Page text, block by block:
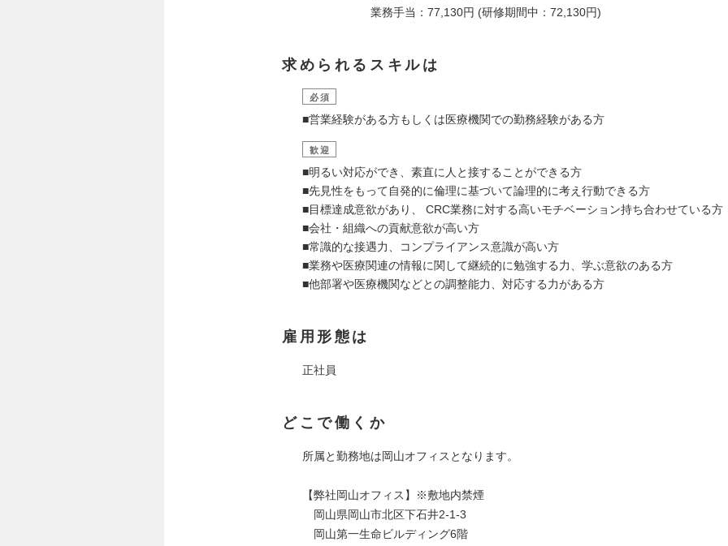
業務手当：77,130円 (研修期間中：72,130円)
求められるスキルは
必須
■営業経験がある方もしくは医療機関での勤務経験がある方
歓迎
■明るい対応ができ、素直に人と接することができる方
■先見性をもって自発的に倫理に基づいて論理的に考え行動できる方
■目標達成意欲があり、 CRC業務に対する高いモチベーション持ち合わせている方
■会社・組織への貢献意欲が高い方
■常識的な接遇力、コンプライアンス意識が高い方
■業務や医療関連の情報に関して継続的に勉強する力、学ぶ意欲のある方
■他部署や医療機関などとの調整能力、対応する力がある方
雇用形態は
正社員
どこで働くか
所属と勤務地は岡山オフィスとなります。
【弊社岡山オフィス】※敷地内禁煙
岡山県岡山市北区下石井2-1-3
岡山第一生命ビルディング6階